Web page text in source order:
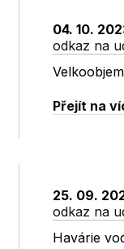
04. 10.
odkaz na
Přejít na
25. 09.
odkaz na
Havárie